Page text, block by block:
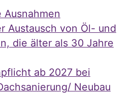
Austausch von Öl- und
die älter als 30 Jahre
ab 2027 bei
Neubau